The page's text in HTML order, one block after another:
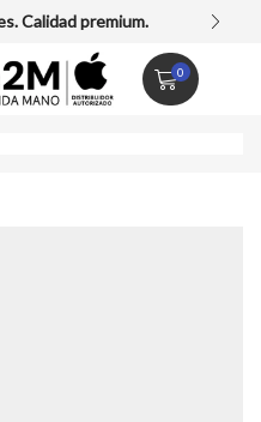
Calidad premium.
0